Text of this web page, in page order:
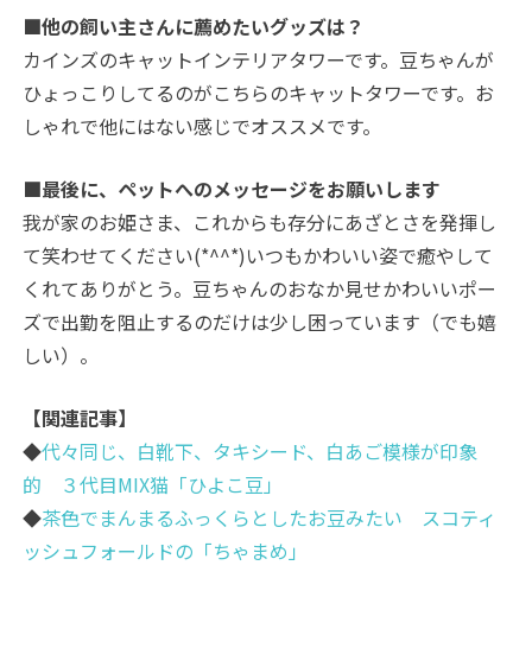
■他の飼い主さんに薦めたいグッズは？
カインズのキャットインテリアタワーです。豆ちゃんが
ひょっこりしてるのがこちらのキャットタワーです。お
しゃれで他にはない感じでオススメです。
■最後に、ペットへのメッセージをお願いします
我が家のお姫さま、これからも存分にあざとさを発揮し
て笑わせてください(*^^*)いつもかわいい姿で癒やして
くれてありがとう。豆ちゃんのおなか見せかわいいポー
ズで出勤を阻止するのだけは少し困っています（でも嬉
しい）。
【関連記事】
◆代々同じ、白靴下、タキシード、白あご模様が印象
的 ３代目MIX猫「ひよこ豆」
◆茶色でまんまるふっくらとしたお豆みたい スコティ
ッシュフォールドの「ちゃまめ」